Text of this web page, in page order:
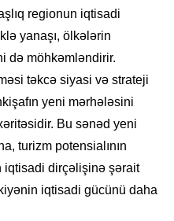
regionun iqtisadi
yanaşı, ölkələrin
də möhkəmləndirir.
təkcə siyasi və strateji
yeni mərhələsini
Bu sənəd yeni
turizm potensialının
iqtisadi dirçəlişinə şərait
iqtisadi gücünü daha